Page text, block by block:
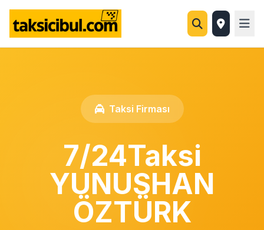
Taksi Firması
7/24Taksi
YUNUSHAN
ÖZTÜRK